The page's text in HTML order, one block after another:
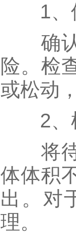
1、
确认
险。检
或松动
2、
将待
体体积
出。对
理。